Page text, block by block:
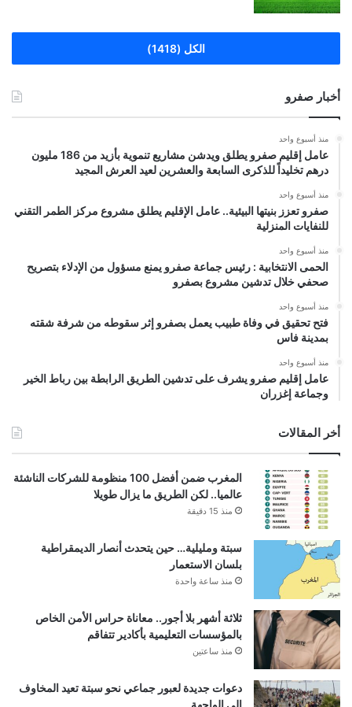
الكل (1418)
أخبار صفرو
منذ أسبوع واحد
عامل إقليم صفرو يطلق ويدشن مشاريع تنموية بأزيد من 186 مليون
درهم تخليداً للذكرى السابعة والعشرين لعيد العرش المجيد
منذ أسبوع واحد
صفرو تعزز بنيتها البيئية.. عامل الإقليم يطلق مشروع مركز الطمر التقني
للنفايات المنزلية
منذ أسبوع واحد
الحمى الانتخابية : رئيس جماعة صفرو يمنع مسؤول من الإدلاء بتصريح
صحفي خلال تدشين مشروع بصفرو
منذ أسبوع واحد
فتح تحقيق في وفاة طبيب يعمل بصفرو إثر سقوطه من شرفة شقته
بمدينة فاس
منذ أسبوع واحد
عامل إقليم صفرو يشرف على تدشين الطريق الرابطة بين رباط الخير
وجماعة إغزران
أخر المقالات
المغرب ضمن أفضل 100 منظومة للشركات الناشئة
عالميا.. لكن الطريق ما يزال طويلا
منذ 15 دقيقة
سبتة ومليلية… حين يتحدث أنصار الديمقراطية
بلسان الاستعمار
منذ ساعة واحدة
ثلاثة أشهر بلا أجور.. معاناة حراس الأمن الخاص
بالمؤسسات التعليمية بأكادير تتفاقم
منذ ساعتين
دعوات جديدة لعبور جماعي نحو سبتة تعيد المخاوف